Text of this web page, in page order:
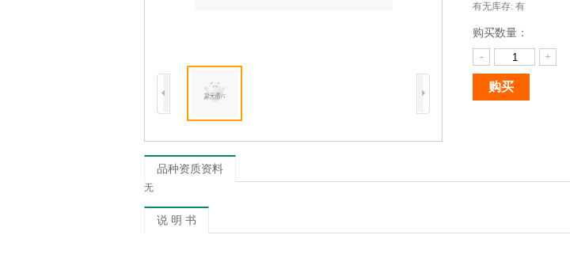
有无库存: 有
购买数量：
-
+
购买
品种资质资料
无
说 明 书